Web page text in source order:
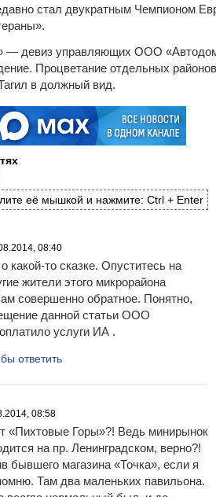
стал двукратным Чемпионом
— девиз управляющих ООО
Процветание отдельных
в должный вид.
её мышкой и нажмите: Ctrl + Enter
08:40
какой-то сказке. Опуститесь на
жители этого микрорайона
совершенно обратное. Понятно,
данной статьи ООО
услуги ИА .
ответить
08:58
«Пихтовые Горы»?! Ведь минирынок
на пр. Ленинградском, верно?!
бывшего магазина «Точка», если я
Там два маленьких павильона.